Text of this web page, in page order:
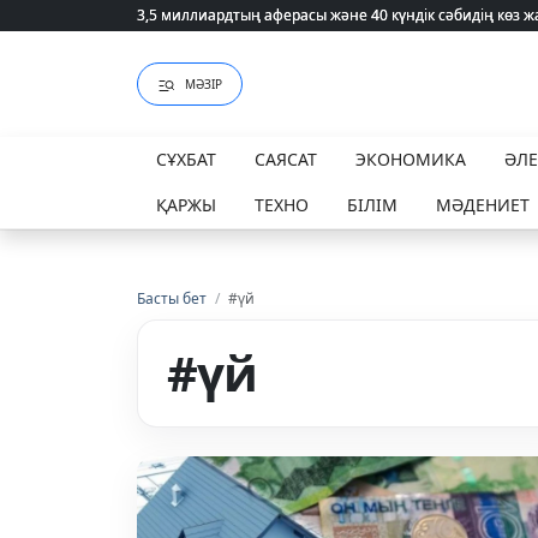
3,5 миллиардтың аферасы және 40 күндік сәбидің
3,5 миллиардтың аферасы және 40 күндік сәбидің
МӘЗІР
СҰХБАТ САЯСАТ ЭКОНОМИКА
ҚАРЖЫ
ТЕХНО БІЛІМ МӘДЕНИЕТ
Басты бет / #үй
#үй